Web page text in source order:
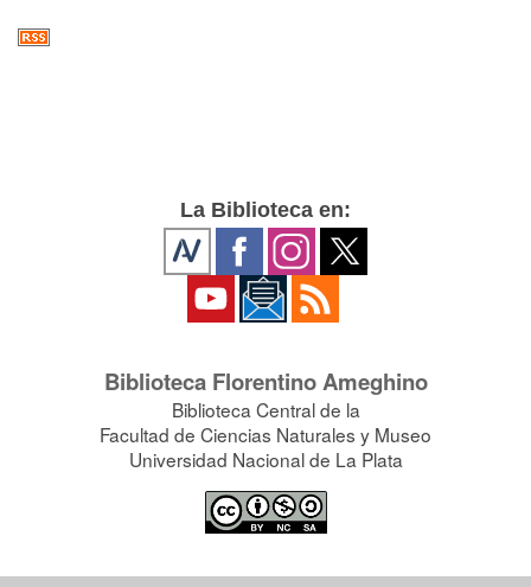
La Biblioteca en:
Biblioteca Florentino Ameghino
Biblioteca Central de la
Facultad de Ciencias Naturales y Museo
Universidad Nacional de La Plata